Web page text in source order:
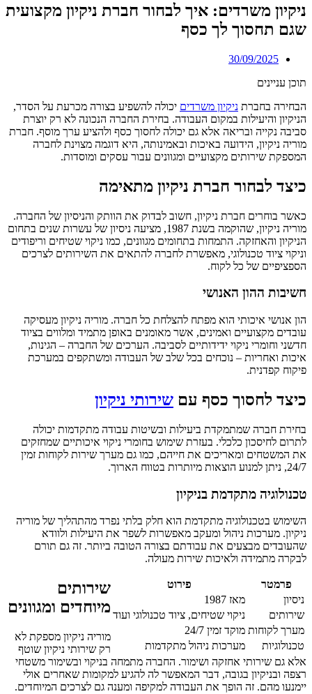
ניקיון משרדים: איך לבחור חברת ניקיון מקצועית
שגם תחסוך לך כסף
30/09/2025
תוכן עניינים
הבחירה בחברת ניקיון משרדים יכולה להשפיע בצורה מכרעת על הסדר,
הניקיון והיעילות במקום העבודה. בחירת החברה הנכונה לא רק יוצרת
סביבה נקייה ובריאה אלא גם יכולה לחסוך כסף ולהציע ערך מוסף. חברת
מוריה ניקיון, הידועה באיכות ובאמינותה, היא דוגמה מצוינת לחברה
המספקת שירותים מקצועיים ומגוונים עבור עסקים ומוסדות.
כיצד לבחור חברת ניקיון מתאימה
כאשר בוחרים חברת ניקיון, חשוב לבדוק את הוותק והניסיון של החברה.
מוריה ניקיון, שהוקמה בשנת 1987, מציעה ניסיון של עשרות שנים בתחום
הניקיון והאחזקה. התמחות בתחומים מגוונים, כמו ניקוי שטיחים וריפודים
וניקוי ציוד טכנולוגי, מאפשרת לחברה להתאים את השירותים לצרכים
הספציפיים של כל לקוח.
חשיבות ההון האנושי
הון אנושי איכותי הוא מפתח להצלחת כל חברה. מוריה ניקיון מעסיקה
עובדים מקצועיים ואמינים, אשר מאומנים באופן מתמיד ומלווים בציוד
חדשני וחומרי ניקוי ידידותיים לסביבה. הערכים של החברה – הגינות,
איכות ואחריות – נוכחים בכל שלב של העבודה ומשתקפים במערכת
פיקוח קפדנית.
כיצד לחסוך כסף עם שירותי ניקיון
בחירת חברה שמתמקדת ביעילות ובשיטות עבודה מתקדמות יכולה
לתרום לחיסכון כלכלי. בעזרת שימוש בחומרי ניקוי איכותיים שמחזקים
את המשטחים ומאריכים את חייהם, כמו גם מערך שירות לקוחות זמין
24/7, ניתן למנוע הוצאות מיותרות בטווח הארוך.
טכנולוגיה מתקדמת בניקיון
השימוש בטכנולוגיה מתקדמת הוא חלק בלתי נפרד מהתהליך של מוריה
ניקיון. מערכות ניהול ומעקב מאפשרות לשפר את היעילות ולוודא
שהעובדים מבצעים את עבודתם בצורה הטובה ביותר. זה גם תורם
לבקרה מתמידה ולאיכות שירות מעולה.
פרמטר
פירוט
ניסיון
מאז 1987
שירותים
ניקוי שטיחים, ציוד טכנולוגי ועוד
מערך לקוחות מוקד זמין 24/7
טכנולוגיות
מערכות ניהול מתקדמות
שירותים
מיוחדים ומגוונים
מוריה ניקיון מספקת לא
רק שירותי ניקיון שוטף
אלא גם שירותי אחזקה ושימור. החברה מתמחה בניקוי ובשימור משטחי
רצפה ובניקיון בגובה, דבר המאפשר לה להגיע למקומות שאחרים אולי
יימנעו מהם. זה הופך את העבודה למקיפה ומענה גם לצרכים המיוחדים.